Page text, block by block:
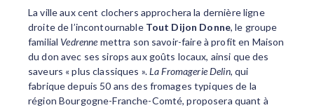
La ville aux cent clochers approchera la dernière ligne
droite de l’incontournable Tout Dijon Donne, le groupe
familial Vedrenne mettra son savoir-faire à profit en Maison
du don avec ses sirops aux goûts locaux, ainsi que des
saveurs « plus classiques ».La Fromagerie Delin, qui
fabrique depuis 50 ans des fromages typiques de la
région Bourgogne-Franche-Comté, proposera quant à